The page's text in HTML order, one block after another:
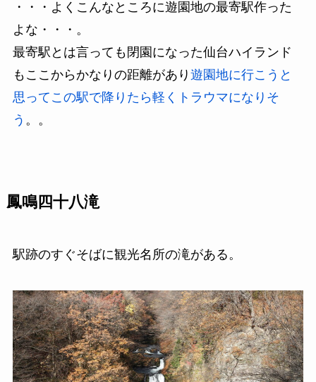
・・・よくこんなところに遊園地の最寄駅作った
よな・・・。
最寄駅とは言っても閉園になった仙台ハイランド
もここからかなりの距離があり 遊園地に行こうと
思ってこの駅で降りたら軽くトラウマになりそ
う 。。
鳳鳴四十八滝
駅跡のすぐそばに観光名所の滝がある。